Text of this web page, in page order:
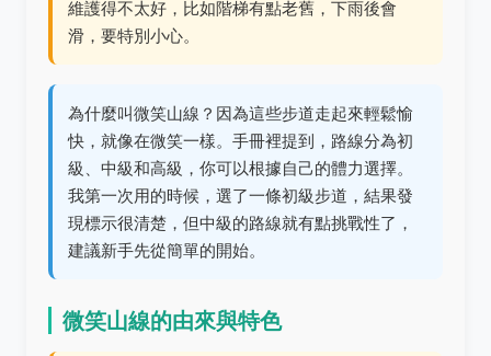
維護得不太好，比如階梯有點老舊，下雨後會
滑，要特別小心。
為什麼叫微笑山線？因為這些步道走起來輕鬆愉
快，就像在微笑一樣。手冊裡提到，路線分為初
級、中級和高級，你可以根據自己的體力選擇。
我第一次用的時候，選了一條初級步道，結果發
現標示很清楚，但中級的路線就有點挑戰性了，
建議新手先從簡單的開始。
微笑山線的由來與特色